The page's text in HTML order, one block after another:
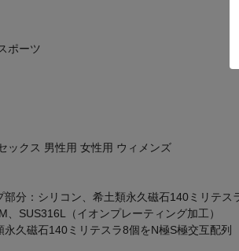
ポーツ
ックス 男性用 女性用 ウィメンズ
部分：シリコン、希土類永久磁石140ミリテス
、SUS316L（イオンプレーティング加工）
永久磁石140ミリテスラ8個をN極S極交互配列